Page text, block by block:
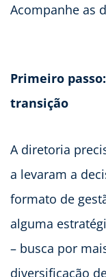
Acompanhe as
Primeiro
transição
A diretoria
a levaram a
formato de
alguma
– busca por
diversificação